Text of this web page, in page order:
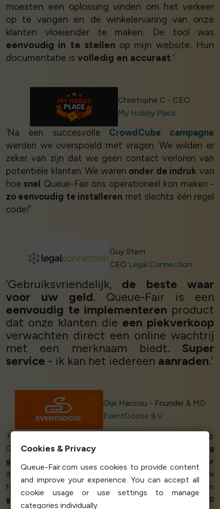
moesten een oplossing vinden om het verkeer
op te vangen en de winkelervaring van onze
klanten vloeiender te maken. De tool was
eenvoudig in te stellen op mijn website. Hun
documentatie is volledig en accuraat.’
Christophe C - CEO
My Hobby Place
‘Na een succesvolle CrowdCube campagne
werden we overspoeld met vragen. We wilden er
zeker van zijn dat we geen contact verloren van
potentiële klanten. We waren onder de indruk van
hoe snel Queue-Fair ons operationeel kon maken -
zo eenvoudig te installeren met slechts één regel
code!’
Guy Stern
CEO Legal Connection
‘Gebruiksvriendelijk, de beste waar
voor uw geld. Queue-Fair is een
eenvoudig te implementeren product
dat onze klanten die een piekverkoop
verwachten direct een online wachtrij
met een merknaam biedt. Super
service - ik kan het iedereen aanraden.’
Gijs Haccou - Founder & MD
EventGoose B.V.
‘Hartelijk
afhandeling van onze aanvraag.
Gemaild om 21.00 uur woensdag, ontvangen een
volledig
gemerkte
wachtrij pagina klaar voor gebruik om 11.00 uur
donderdag.
Het dashboard en de
functies zijn geweldig - echt
schoon
en
gemakkelijk te gebruiken
. We hebben meer dan
22.000
Cookies & Privacy
Queue-Fair.com uses cookies to provide content
and improve your experience. You can accept all
cookie usage or use settings to manage
categories individually.